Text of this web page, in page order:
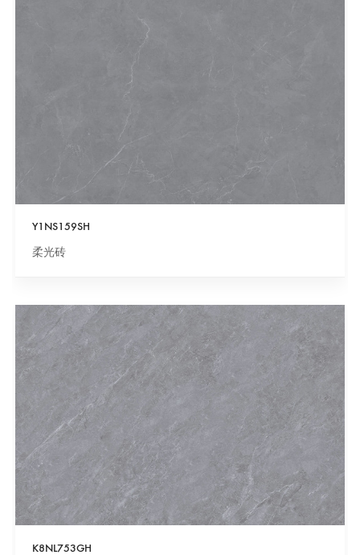
Y1NS159SH
柔光砖
K8NL753GH